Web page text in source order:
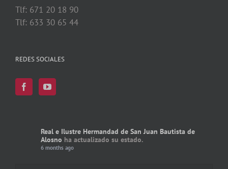
Tlf: 671 20 18 90
Tlf: 633 30 65 44
REDES SOCIALES
Real e Ilustre Hermandad de San Juan Bautista de
Alosno ha actualizado su estado.
6 months ago